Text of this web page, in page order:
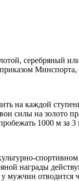
серебряный
каждой
силы на
1000 м за
награды
мужчин